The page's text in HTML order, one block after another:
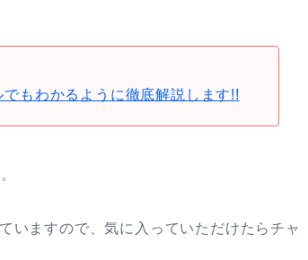
もわかるように徹底解説します!!
いますので、気に入っていただけたらチャ